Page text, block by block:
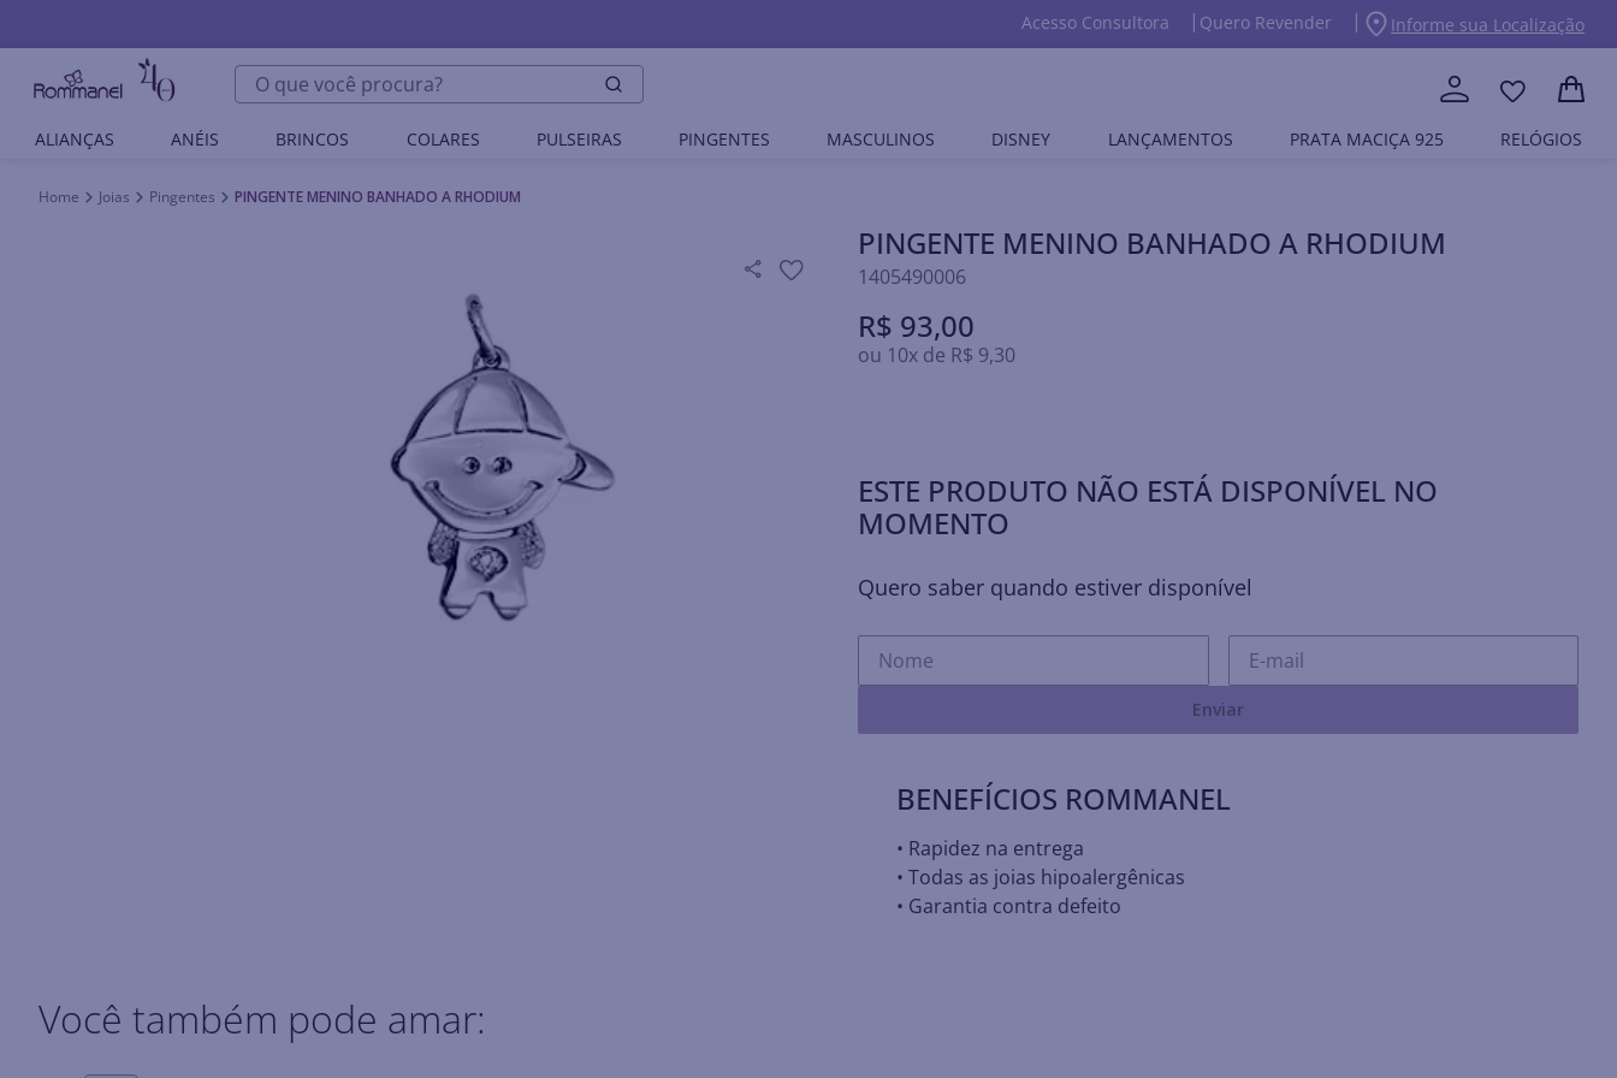
Acesso Consultora Quero Revender Informe sua Localização
O que você procura?
ALIANÇAS ANÉIS BRINCOS COLARES PULSEIRAS PINGENTES MASCULINOS DISNEY LANÇAMENTOS PRATA MACIÇA 925 RELÓGIOS
Joias Pingentes PINGENTE MENINO BANHADO A RHODIUM
PINGENTE MENINO BANHADO A RHODIUM
1405490006
R$ 93,00
ou 10x de R$ 9,30
ESTE PRODUTO NÃO ESTÁ DISPONÍVEL NO
MOMENTO
Quero saber quando estiver disponível
Enviar
BENEFÍCIOS ROMMANEL
• Rapidez na entrega
• Todas as joias hipoalergênicas
• Garantia contra defeito
Você também pode amar: